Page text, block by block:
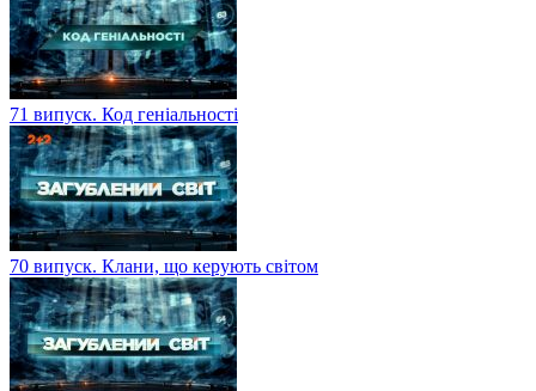
71 випуск. Код геніальності
70 випуск. Клани, що керують світом